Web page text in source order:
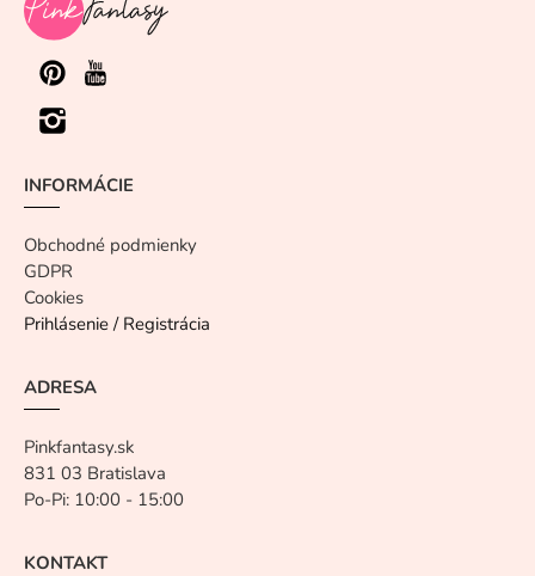
INFORMÁCIE
Obchodné podmienky
GDPR
Cookies
Prihlásenie / Registrácia
ADRESA
Pinkfantasy.sk
831 03 Bratislava
Po-Pi: 10:00 - 15:00
KONTAKT